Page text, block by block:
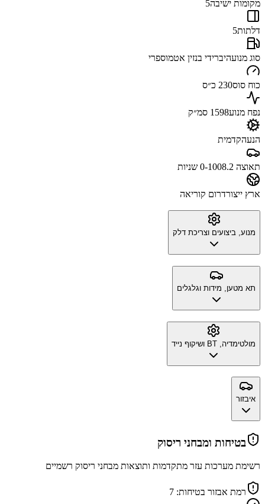
מקומות ישיבה5
דלתות5
סוג מנועהיברידי בנזין אטמוספרי
כוח סוס230 כ״ס
נפח מנוע1598 סמ״ק
הנעהקדמית
תאוצה 0-100 8.2 שניות
ארץ ייצורדרום קוריאה
מנוע, ביצועים וצריכת דלק
תא מטען, מידות וגלגלים
מולטימדיה, BT ושיקוף נייד
איבזור
בטיחות ומבחני ריסוק
רשימת מערכות עזר מתקדמות ותוצאות מבחני ריסוק רשמיים
רמת אבזור בטיחות: 7